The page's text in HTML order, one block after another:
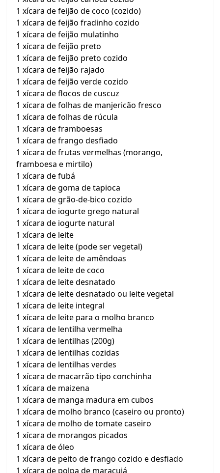
1 xícara de feijão de coco (cozido)
1 xícara de feijão fradinho cozido
1 xícara de feijão mulatinho
1 xícara de feijão preto
1 xícara de feijão preto cozido
1 xícara de feijão rajado
1 xícara de feijão verde cozido
1 xícara de flocos de cuscuz
1 xícara de folhas de manjericão fresco
1 xícara de folhas de rúcula
1 xícara de framboesas
1 xícara de frango desfiado
1 xícara de frutas vermelhas (morango,
framboesa e mirtilo)
1 xícara de fubá
1 xícara de goma de tapioca
1 xícara de grão-de-bico cozido
1 xícara de iogurte grego natural
1 xícara de iogurte natural
1 xícara de leite
1 xícara de leite (pode ser vegetal)
1 xícara de leite de amêndoas
1 xícara de leite de coco
1 xícara de leite desnatado
1 xícara de leite desnatado ou leite vegetal
1 xícara de leite integral
1 xícara de leite para o molho branco
1 xícara de lentilha vermelha
1 xícara de lentilhas (200g)
1 xícara de lentilhas cozidas
1 xícara de lentilhas verdes
1 xícara de macarrão tipo conchinha
1 xícara de maizena
1 xícara de manga madura em cubos
1 xícara de molho branco (caseiro ou pronto)
1 xícara de molho de tomate caseiro
1 xícara de morangos picados
1 xícara de óleo
1 xícara de peito de frango cozido e desfiado
1 xícara de polpa de maracujá